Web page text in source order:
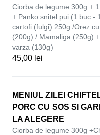
Ciorba de legume 300g +
+ Panko snitel pui (1 buc -
cartofi (fulgi) 250g /Orez
(200g) / Mamaliga (250g)
varza (130g)
45,00 lei
MENIUL ZILEI
PORC CU SOS SI
LA ALEGERE
Ciorba de legume 300g